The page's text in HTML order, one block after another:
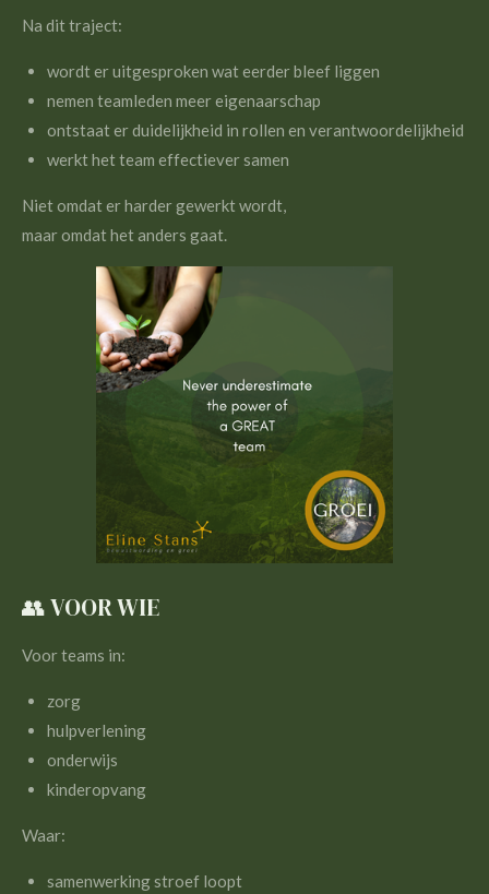
Na dit traject:
wordt er uitgesproken wat eerder bleef liggen
nemen teamleden meer eigenaarschap
ontstaat er duidelijkheid in rollen en verantwoordelijkheid
werkt het team effectiever samen
Niet omdat er harder gewerkt wordt,
maar omdat het anders gaat.
👥 VOOR WIE
Voor teams in:
zorg
hulpverlening
onderwijs
kinderopvang
Waar:
samenwerking stroef loopt